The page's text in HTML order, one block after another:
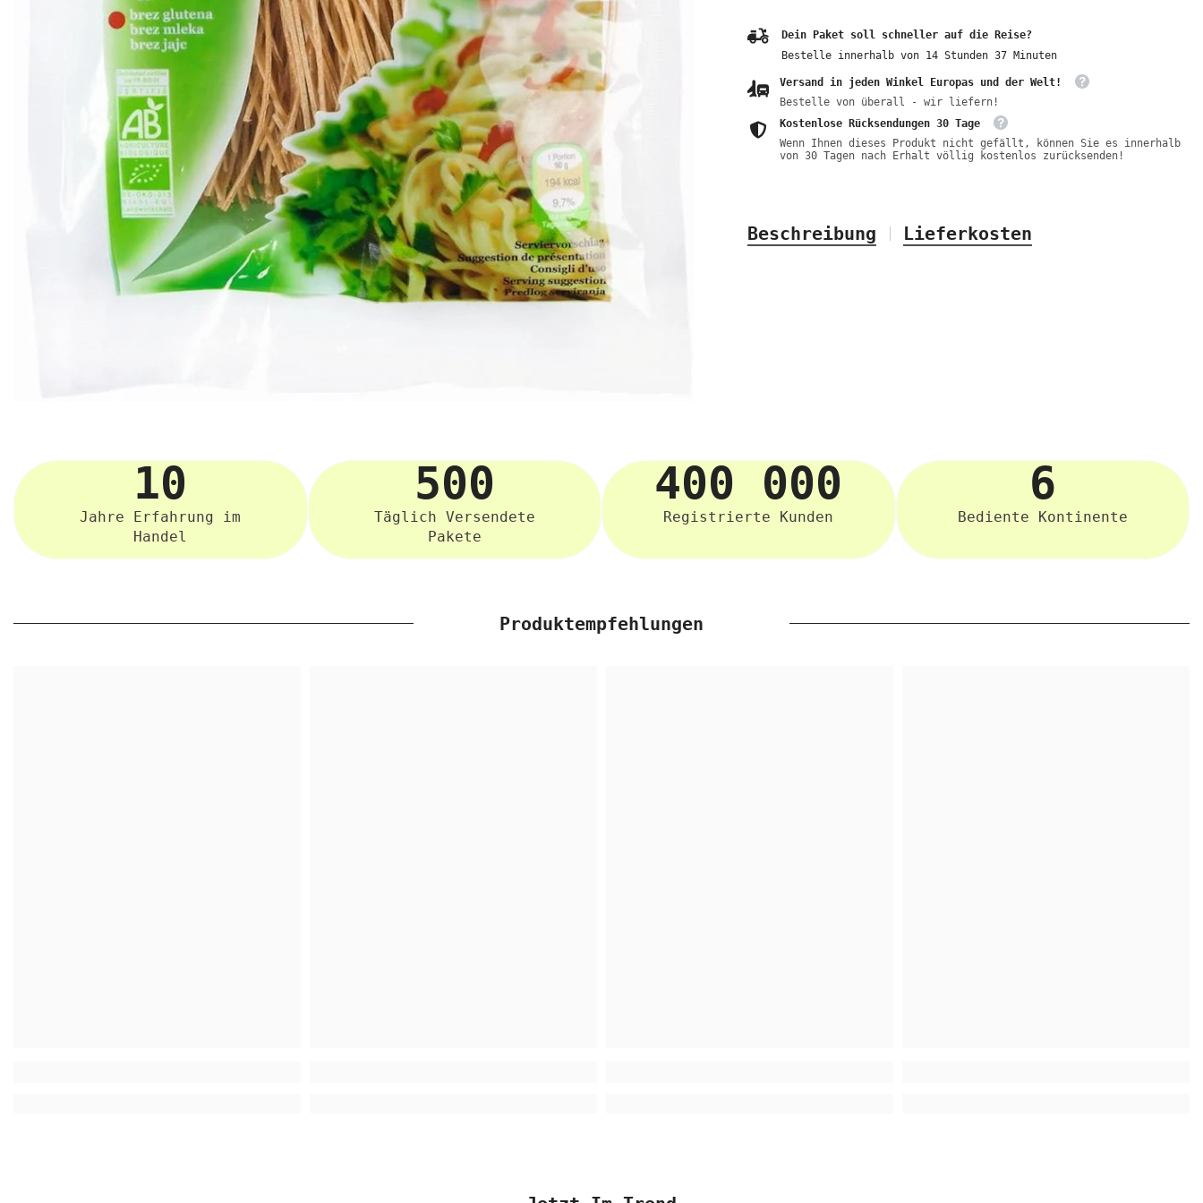
Dein Paket soll schneller auf die Reise?
Bestelle innerhalb von 14Stunden 37Minuten
Versand in jeden Winkel Europas und der Welt!
Bestelle von überall - wir liefern!
Kostenlose Rücksendungen 30 Tage
Wenn Ihnen dieses Produkt nicht gefällt, können Sie es innerhalb
von 30 Tagen nach Erhalt völlig kostenlos zurücksenden!
Beschreibung Lieferkosten
10
Jahre Erfahrung im
Handel
500
Täglich Versendete
Pakete
400 000
Registrierte Kunden
6
Bediente Kontinente
Produktempfehlungen